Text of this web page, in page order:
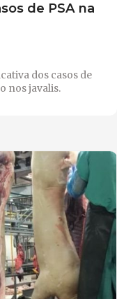
de PSA na
dos casos de
nos javalis.